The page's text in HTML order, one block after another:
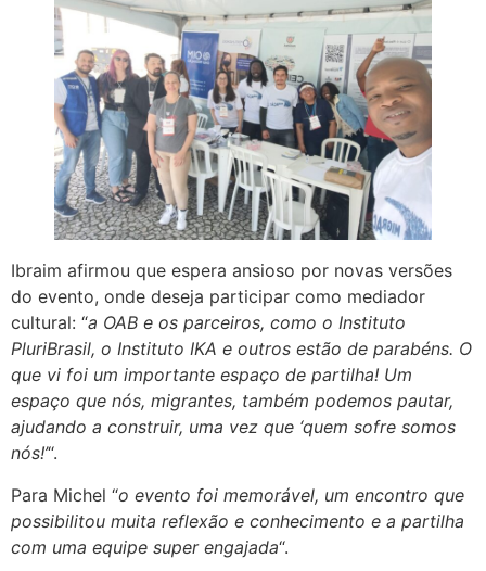
Ibraim afirmou que espera ansioso por novas versões
do evento, onde deseja participar como mediador
cultural: “a OAB e os parceiros, como o Instituto
PluriBrasil, o Instituto IKA e outros estão de parabéns. O
que vi foi um importante espaço de partilha! Um
espaço que nós, migrantes, também podemos pautar,
ajudando a construir, uma vez que ‘quem sofre somos
nós!’“.
Para Michel “o evento foi memorável, um encontro que
possibilitou muita reflexão e conhecimento e a partilha
com uma equipe super engajada“.